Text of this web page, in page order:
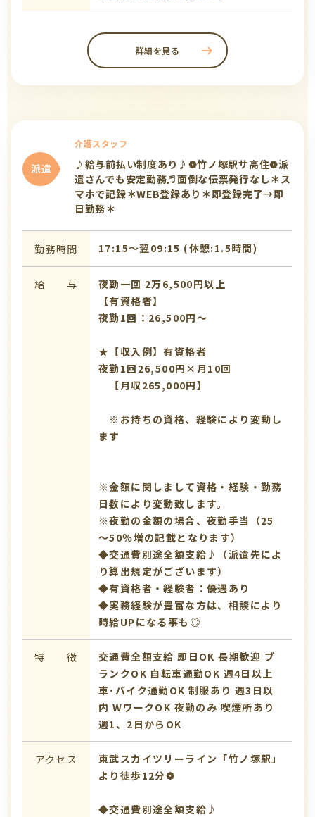
詳細を見る
派遣
介護スタッフ
♪給与前払い制度あり♪❁竹ノ塚駅サ高住❁派
遣さんでも安定勤務♬面倒な伝票発行なし＊ス
マホで記録＊WEB登録あり＊即登録完了→即
日勤務＊
勤務時間 17:15〜翌09:15 (休憩:1.5時間)
給 与
夜勤一回 2万6,500円以上
【有資格者】
夜勤1回：26,500円～
★【収入例】有資格者
夜勤1回26,500円×月10回
【月収265,000円】
※お持ちの資格、経験により変動し
ます
※金額に関しまして資格・経験・勤務
日数により変動致します。
※夜勤の金額の場合、夜勤手当（25
～50％増の記載となります）
◆交通費別途全額支給♪（派遣先によ
り算出規定がございます）
◆有資格者・経験者：優遇あり
◆実務経験が豊富な方は、相談により
時給UPになる事も◎
特 徴 交通費全額支給 即日OK 長期歓迎 ブ
ランクOK 自転車通勤OK 週4日以上
車･バイク通勤OK 制服あり 週3日以
内 WワークOK 夜勤のみ 喫煙所あり
週1、2日からOK
アクセス
東武スカイツリーライン「竹ノ塚駅」
より徒歩12分❁
◆交通費別途全額支給♪